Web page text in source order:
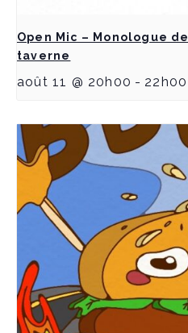
Open Mic – Monologue
taverne
août 11 @ 20h00 - 22h00